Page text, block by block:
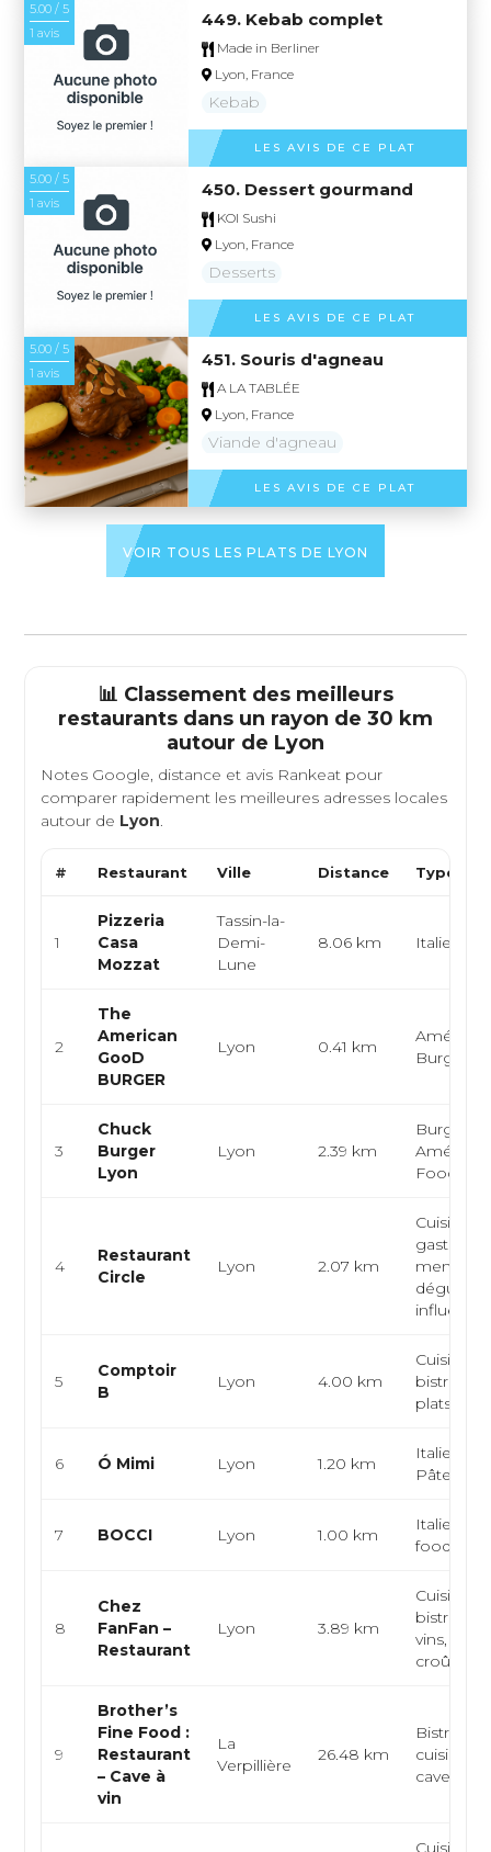
5.00 / 5
1 avis
449. Kebab complet
Made in Berliner
Lyon, France
Kebab
LES AVIS DE CE PLAT
5.00 / 5
1 avis
450. Dessert gourmand
KOI Sushi
Lyon, France
Desserts
LES AVIS DE CE PLAT
5.00 / 5
1 avis
451. Souris d'agneau
A LA TABLÉE
Lyon, France
Viande d'agneau
LES AVIS DE CE PLAT
VOIR TOUS LES PLATS DE LYON
📊 Classement des meilleurs
restaurants dans un rayon de 30 km
autour de Lyon
Notes Google, distance et avis Rankeat pour
comparer rapidement les meilleures adresses locales
autour de Lyon.
# Restaurant Ville Distance Type de
1
Pizzeria
Casa
Mozzat
Tassin-la-
Demi-
Lune
8.06 km Italienne,
2
The
American
GooD
BURGER
Lyon 0.41 km
Burger
3
Chuck
Burger
Lyon
Lyon 2.39 km
Burger,
Food
4
Restaurant
Circle
Lyon 2.07 km
Cuisine
menus
5
Comptoir
B
Lyon 4.00 km
Cuisine
plats de
6 Ó Mimi Lyon 1.20 km
Italienne,
Pâtes
7 BOCCI Lyon 1.00 km
Italienne,
food,
8
Chez
FanFan –
Restaurant
Lyon 3.89 km
Cuisine
bistrot,
vins,
croûte
9
Brother’s
Fine Food :
Restaurant
– Cave à
vin
La
Verpillière
26.48 km
cuisine
cave a vin
Cuisine